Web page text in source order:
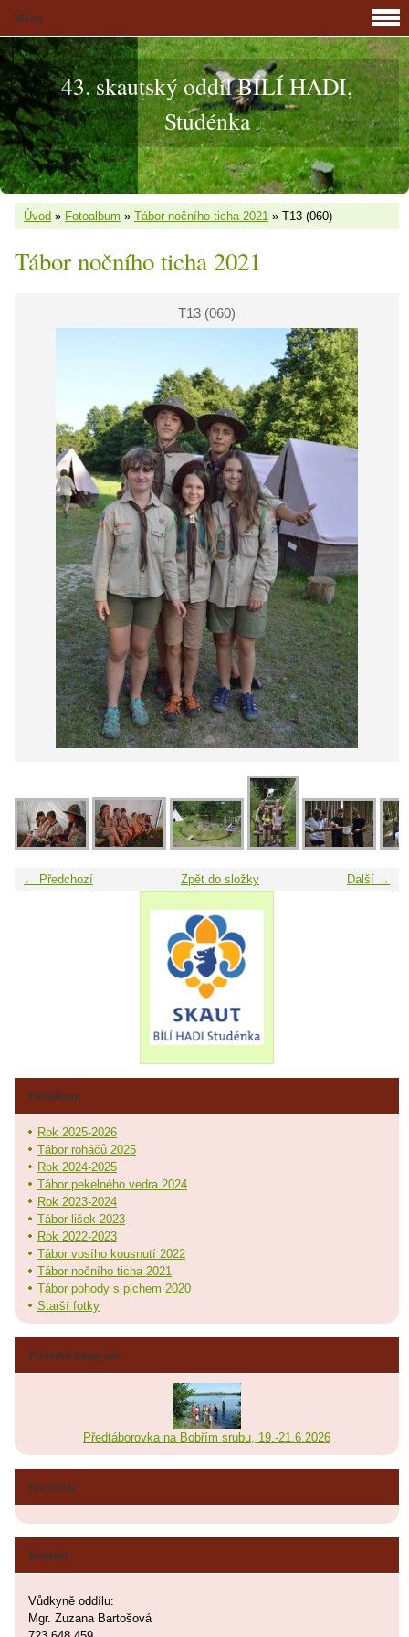
43. skautský oddíl BÍLÍ HADI,
Studénka
Úvod » Fotoalbum » Tábor nočního ticha 2021 » T13 (060)
Tábor nočního ticha 2021
T13 (060)
← Předchozí Další →
Zpět do složky
Menu
Fotoalbum
Rok 2025-2026
Tábor roháčů 2025
Rok 2024-2025
Tábor pekelného vedra 2024
Rok 2023-2024
Tábor lišek 2023
Rok 2022-2023
Tábor vosího kousnutí 2022
Tábor nočního ticha 2021
Tábor pohody s plchem 2020
Starší fotky
Poslední fotografie
Předtáborovka na Bobřím srubu, 19.-21.6.2026
Facebook
Kontakt
Vůdkyně oddílu:
Mgr. Zuzana Bartošová